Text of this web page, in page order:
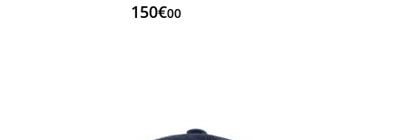
150€00